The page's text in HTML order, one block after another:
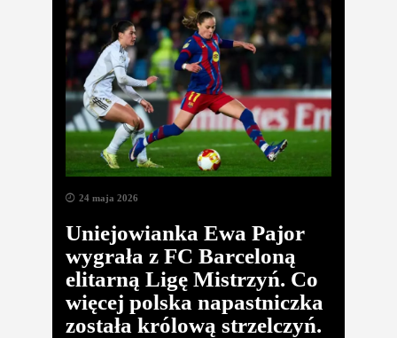
24 maja 2026
Uniejowianka Ewa Pajor
wygrała z FC Barceloną
elitarną Ligę Mistrzyń. Co
więcej polska napastniczka
została królową strzelczyń.